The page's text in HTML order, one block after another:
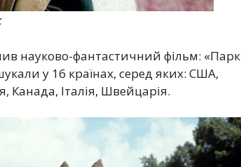
науково-фантастичний фільм: «Парк
у 16 країнах, серед яких: США,
Канада, Італія, Швейцарія.